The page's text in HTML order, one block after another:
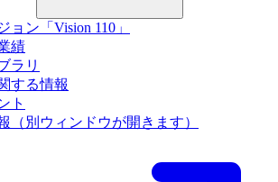
ョン「Vision 110」
績
ラリ
する情報
ト
（別ウィンドウが開きます）